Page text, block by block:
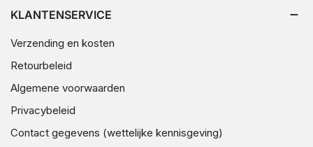
KLANTENSERVICE
Verzending en kosten
Retourbeleid
Algemene voorwaarden
Privacybeleid
Contact gegevens (wettelijke kennisgeving)